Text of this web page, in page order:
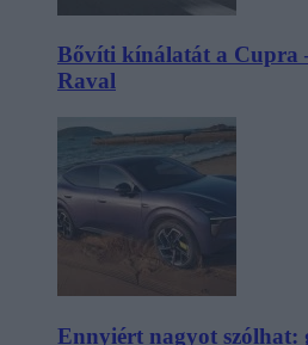
Bővíti kínálatát a Cupra
Raval
Ennyiért nagyot szólhat: